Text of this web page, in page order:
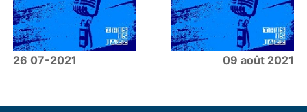
26 07-2021 09 août 2021